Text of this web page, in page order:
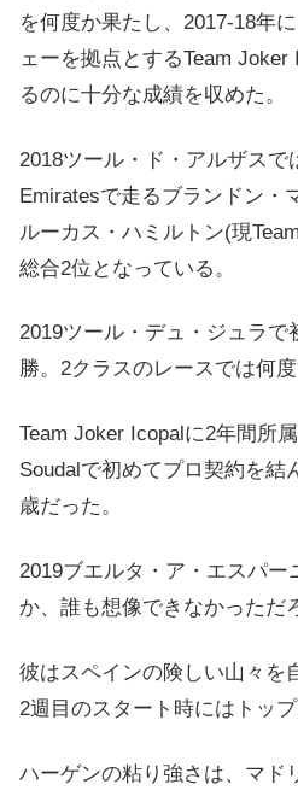
を何度か果たし、2017-18年
ェーを拠点とするTeam
るのに十分な成績を収めた。
2018ツール・ド・アルザスで
Emiratesで走るブランドン・
ルーカス・ハミルトン(現
総合2位となっている。
2019ツール・デュ・ジュラで
勝。2クラスのレースでは何度
Team Joker Icopalに2年間所
Soudalで初めてプロ契約を結
歳だった。
2019ブエルタ・ア・エスパ
か、誰も想像できなかっただ
彼はスペインの険しい山々を
2週目のスタート時にはトッ
ハーゲンの粘り強さは、マド